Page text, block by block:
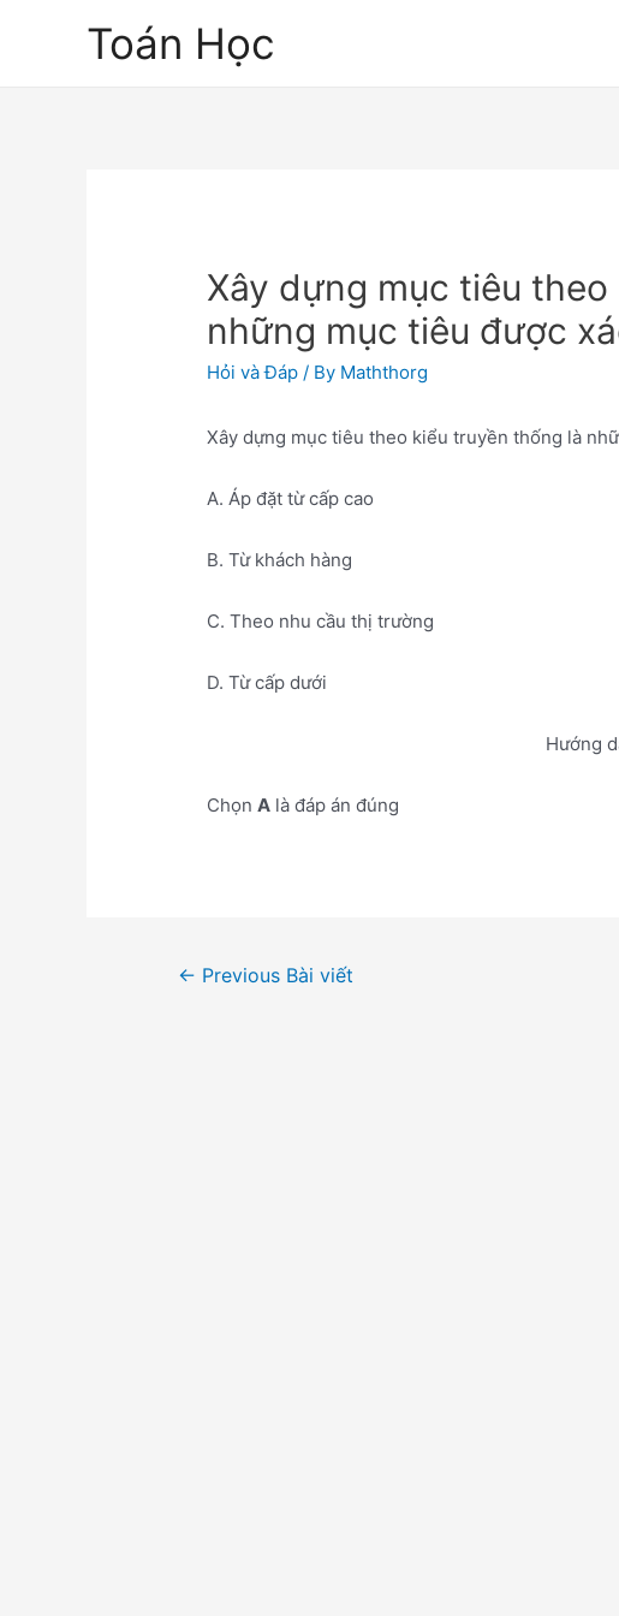
Toán Học
Xây dựng mục tiêu
những mục tiêu được
Hỏi và Đáp / By Maththorg
Xây dựng mục tiêu theo kiểu truyền thống là
A. Áp đặt từ cấp cao
B. Từ khách hàng
C. Theo nhu cầu thị trường
D. Từ cấp dưới
Hướng
ChọnA là đáp án đúng
Điều← Previous Bài viết